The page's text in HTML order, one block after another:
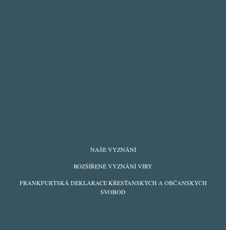
NAŠE VYZNÁNÍ
ROZŠÍŘENÉ VYZNÁNÍ VÍRY
FRANKFURTSKÁ DEKLARACE KŘESŤANSKÝCH A OBČANSKÝCH
SVOBOD